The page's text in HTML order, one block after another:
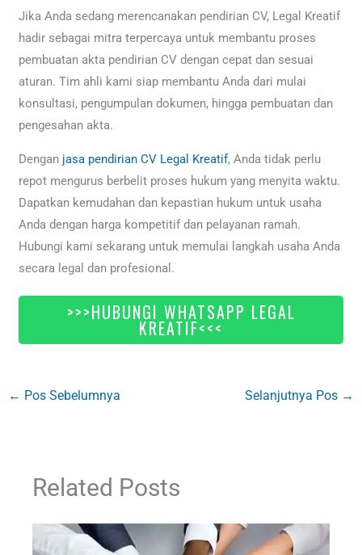
Jika Anda sedang merencanakan pendirian CV, Legal Kreatif
hadir sebagai mitra terpercaya untuk membantu proses
pembuatan akta pendirian CV dengan cepat dan sesuai
aturan. Tim ahli kami siap membantu Anda dari mulai
konsultasi, pengumpulan dokumen, hingga pembuatan dan
pengesahan akta.
Dengan jasa pendirian CV Legal Kreatif, Anda tidak perlu
repot mengurus berbelit proses hukum yang menyita waktu.
Dapatkan kemudahan dan kepastian hukum untuk usaha
Anda dengan harga kompetitif dan pelayanan ramah.
Hubungi kami sekarang untuk memulai langkah usaha Anda
secara legal dan profesional.
>>>HUBUNGI WHATSAPP LEGAL
KREATIF<<<
← Pos Sebelumnya Selanjutnya Pos →
Related Posts